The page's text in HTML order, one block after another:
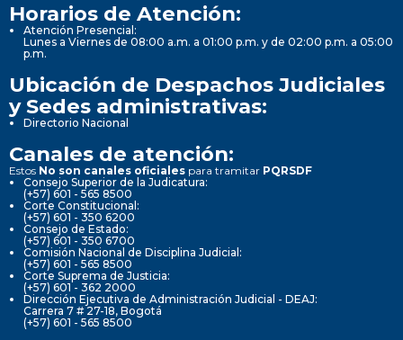
Horarios de Atención:
Atención Presencial:
Lunes a Viernes de 08:00 a.m. a 01:00 p.m. y de 02:00 p.m. a 05:00
p.m.
Ubicación de Despachos Judiciales
y Sedes administrativas:
Directorio Nacional
Canales de atención:
Estos No son canales oficiales para tramitar PQRSDF
Consejo Superior de la Judicatura:
(+57) 601 - 565 8500
Corte Constitucional:
(+57) 601 - 350 6200
Consejo de Estado:
(+57) 601 - 350 6700
Comisión Nacional de Disciplina Judicial:
(+57) 601 - 565 8500
Corte Suprema de Justicia:
(+57) 601 - 362 2000
Dirección Ejecutiva de Administración Judicial - DEAJ:
Carrera 7 # 27-18, Bogotá
(+57) 601 - 565 8500